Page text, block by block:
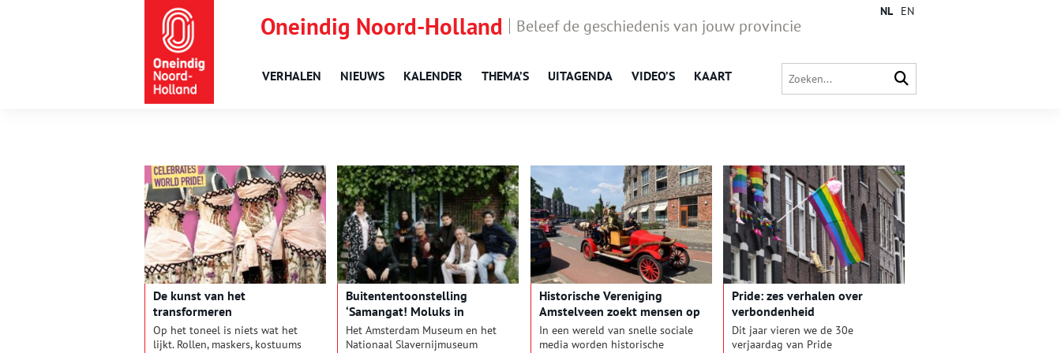
Oneindig Noord-Holland Beleef de geschiedenis van jouw provincie
VERHALEN NIEUWS KALENDER THEMA’S UITAGENDA VIDEO’S KAART
NL EN
De kunst van het
transformeren
Op het toneel is niets wat het
lijkt. Rollen, maskers, kostuums
Buitententoonstelling
‘Samangat! Moluks in
Amsterdam’
Het Amsterdam Museum en het
Nationaal Slavernijmuseum
Historische Vereniging
Amstelveen zoekt mensen op
In een wereld van snelle sociale
media worden historische
Pride: zes verhalen over
verbondenheid
Dit jaar vieren we de 30e
verjaardag van Pride